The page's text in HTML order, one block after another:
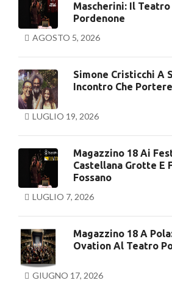
Mascherini: Il Teatro
Pordenone
AGOSTO 5, 2026
Simone Cristicchi A
Incontro Che
LUGLIO 19, 2026
Magazzino 18 Ai
Castellana Grotte E
Fossano
LUGLIO 7, 2026
Magazzino 18 A
Ovation Al Teatro
GIUGNO 17, 2026